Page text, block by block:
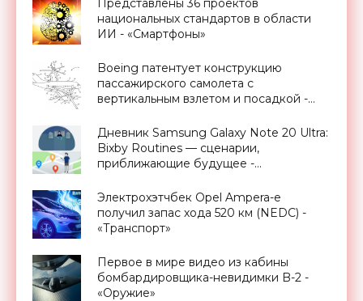
Представлены 36 проектов
национальных стандартов в области
ИИ - «Смартфоны»
Boeing патентует конструкцию
пассажирского самолета с
вертикальным взлетом и посадкой -
Дневник Samsung Galaxy Note 20 Ultra:
Bixby Routines — сценарии,
приближающие будущее -
Электрохэтчбек Opel Ampera-e
получил запас хода 520 км (NEDC) -
«Транспорт»
Первое в мире видео из кабины
бомбардировщика-невидимки B-2 -
«Оружие»